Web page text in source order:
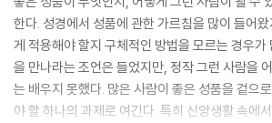
한다. 성경에서 성품에 관한 가르침을 많이 들어
게 적용해야 할지 구체적인 방법을 모르는 경우가
을 만나라는 조언은 들었지만, 정작 그런 사람을
는 배우지 못했다. 많은 사람이 좋은 성품을 겉으
야 할 하나의 과제로 여긴다. 특히 신앙생활 속에